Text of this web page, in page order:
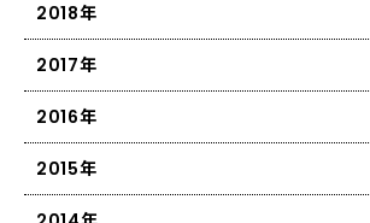
2018年
2017年
2016年
2015年